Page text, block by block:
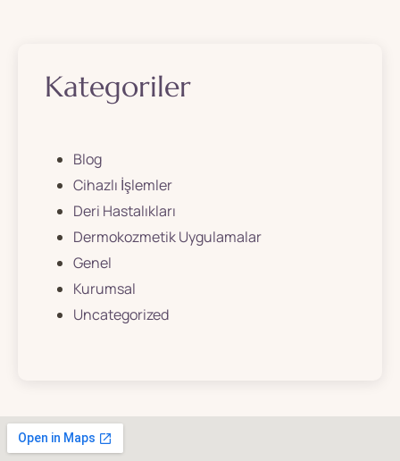
Kategoriler
Blog
Cihazlı İşlemler
Deri Hastalıkları
Dermokozmetik Uygulamalar
Genel
Kurumsal
Uncategorized